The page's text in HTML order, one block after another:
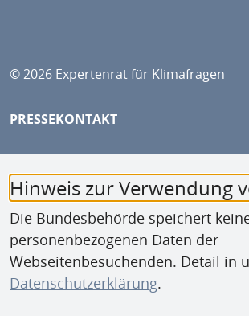
Hinweis zur Verwendung
Die Bundesbehörde speichert
personenbezogenen Daten der
Webseitenbesuchenden. Detail in
Datenschutzerklärung.
© 2026 Expertenrat für Klimafragen
SERVICE-NAVIGATION
PRESSEKONTAKT
DATENSCHUTZ
IMPRESSUM
BLUESKY
LINKEDIN